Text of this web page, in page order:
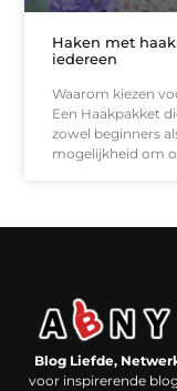
Haken met
iedereen
Waarom kiezen
Een Haakpakket
zowel beginners
mogelijkheid om
Blog Liefde,
voor inspirerende